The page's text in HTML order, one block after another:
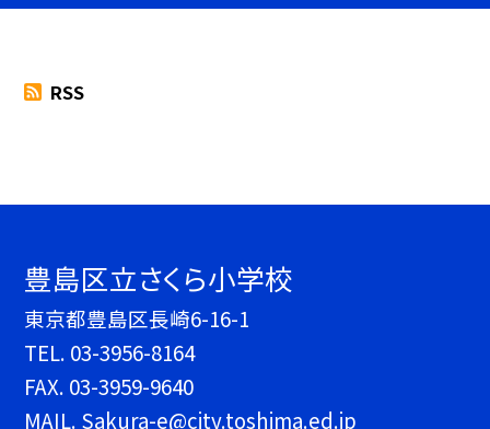
RSS
豊島区立さくら小学校
東京都豊島区長崎6-16-1
TEL. 03-3956-8164
FAX. 03-3959-9640
MAIL. Sakura-e@city.toshima.ed.jp